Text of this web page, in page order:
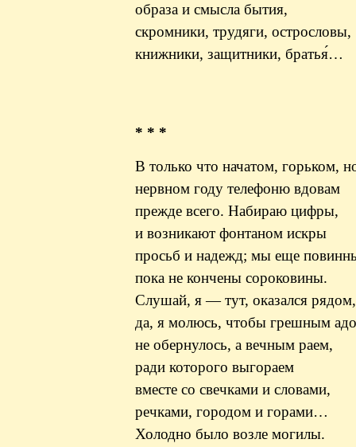
образа и смысла бытия,
скромники, трудяги, острословы,
книжники, защитники, братья́…
* * *
В только что начатом, горьком,
нервном году телефоню вдовам
прежде всего. Набираю цифры,
и возникают фонтаном искры
просьб и надежд; мы еще
пока не кончены сороковины.
Слушай, я — тут, оказался рядом,
да, я молюсь, чтобы грешным
не обернулось, а вечным раем,
ради которого выгораем
вместе со свечками и словами,
речками, городом и горами…
Холодно было возле могилы.